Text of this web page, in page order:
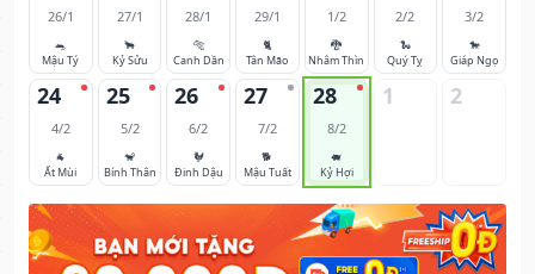
26/1
🐀
Mậu Tý
27/1
🐂
Kỷ Sửu
28/1
🐅
Canh Dần
29/1
🐈
Tân Mão
1/2
🐉
Nhâm Thìn
2/2
🐍
Quý Tỵ
3/2
🐎
Giáp Ngọ
24
4/2
🐐
Ất Mùi
25
5/2
🐒
Bính Thân
26
6/2
🐓
Đinh Dậu
27
7/2
🐕
Mậu Tuất
28
8/2
🐖
Kỷ Hợi
1 2